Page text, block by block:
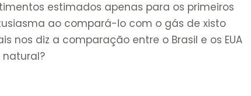
estimados apenas para os primeiros
ao compará-lo com o gás de xisto
nos diz a comparação entre o Brasil e os EUA